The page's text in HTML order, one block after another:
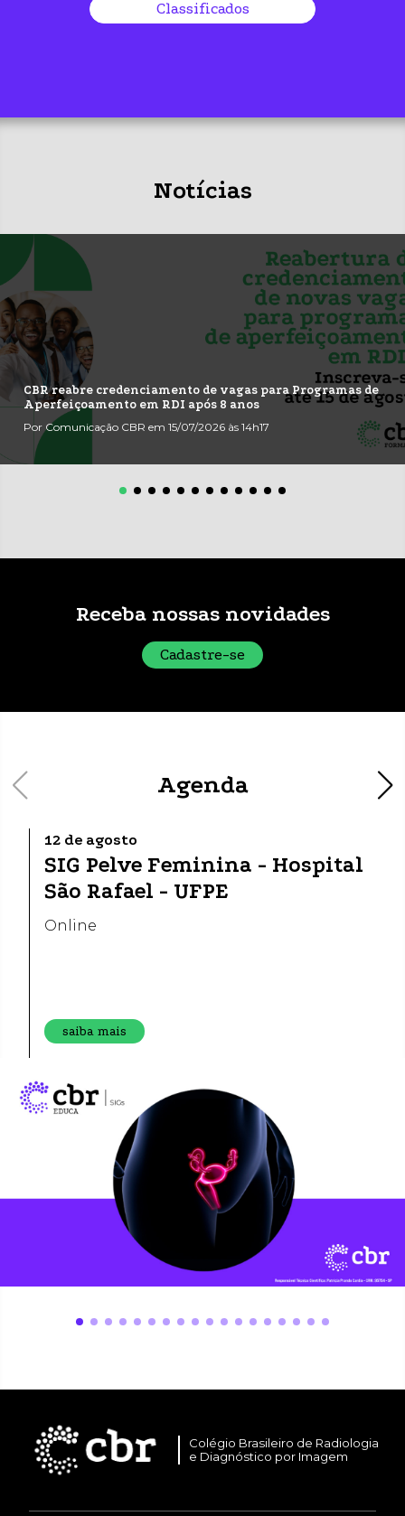
Classificados
Notícias
CBR reabre credenciamento de vagas para Programas de
Aperfeiçoamento em RDI após 8 anos
Por Comunicação CBR em 15/07/2026 às 14h17
Receba nossas novidades
Cadastre-se
Agenda
12 de agosto
SIG Pelve Feminina - Hospital
São Rafael - UFPE
Online
saiba mais
Colégio Brasileiro de Radiologia
e Diagnóstico por Imagem